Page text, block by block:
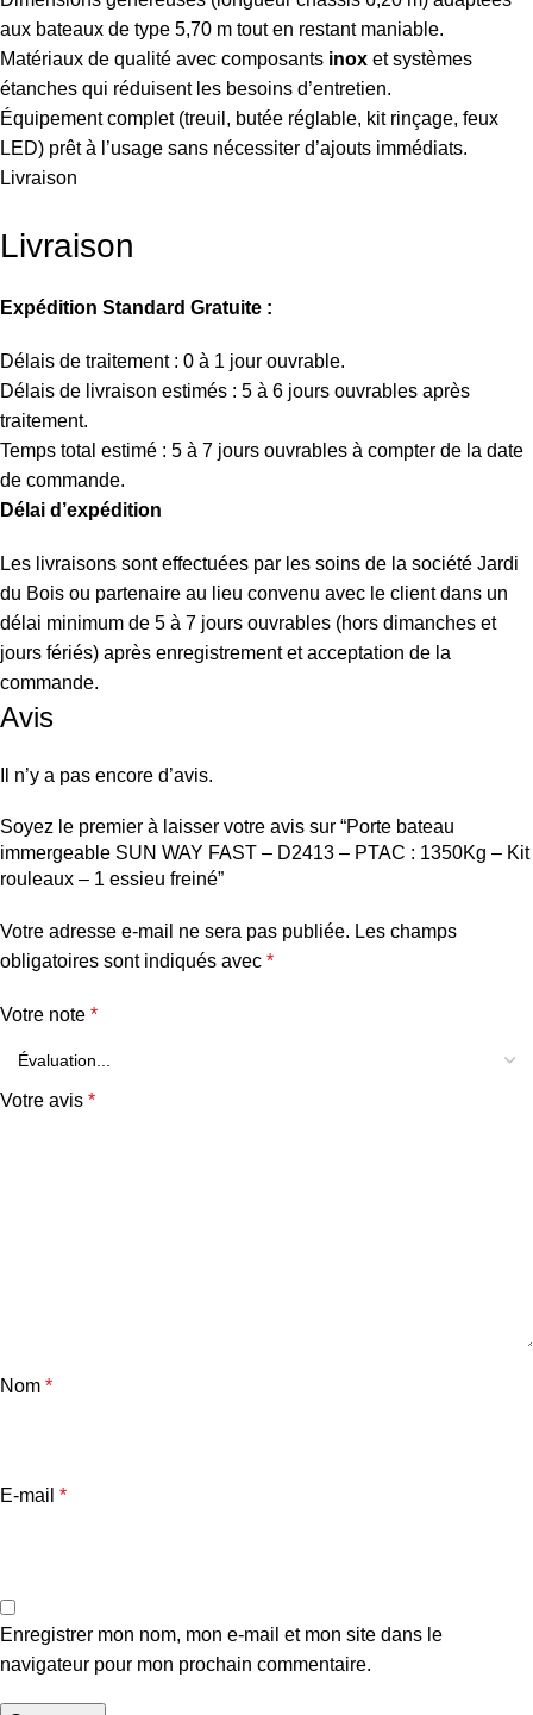
aux bateaux de type 5,70 m tout en restant maniable.
Matériaux de qualité avec composants inox et systèmes
étanches qui réduisent les besoins d’entretien.
Équipement complet (treuil, butée réglable, kit rinçage, feux
LED) prêt à l’usage sans nécessiter d’ajouts immédiats.
Livraison
Livraison
Expédition Standard Gratuite :
Délais de traitement : 0 à 1 jour ouvrable.
Délais de livraison estimés : 5 à 6 jours ouvrables après
traitement.
Temps total estimé : 5 à 7 jours ouvrables à compter de la date
de commande.
Délai d’expédition
Les livraisons sont effectuées par les soins de la société Jardi
du Bois ou partenaire au lieu convenu avec le client dans un
délai minimum de 5 à 7 jours ouvrables (hors dimanches et
jours fériés) après enregistrement et acceptation de la
commande.
Avis
Il n’y a pas encore d’avis.
Soyez le premier à laisser votre avis sur “Porte bateau
immergeable SUN WAY FAST – D2413 – PTAC : 1350Kg – Kit
rouleaux – 1 essieu freiné”
Votre adresse e-mail ne sera pas publiée. Les champs
obligatoires sont indiqués avec *
Votre note *
Votre avis *
Nom *
E-mail *
Enregistrer mon nom, mon e-mail et mon site dans le
navigateur pour mon prochain commentaire.